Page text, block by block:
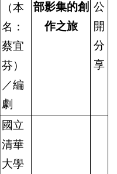
部影集的創
作之旅
公
開
分
享
（本
名：
蔡宜
芬）
／編
劇
國立
清華
大學